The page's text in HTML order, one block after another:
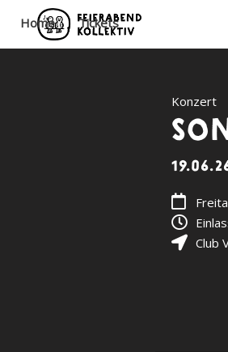
Home Tickets
Konzert
Club